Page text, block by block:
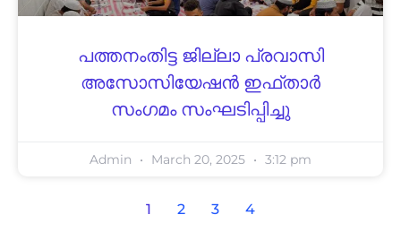
പത്തനംതിട്ട ജില്ലാ പ്രവാസി
അസോസിയേഷന്‍ ഇഫ്താര്‍
സംഗമം സംഘടിപ്പിച്ചു
Admin March 20, 2025 3:12 pm
1 2 3 4